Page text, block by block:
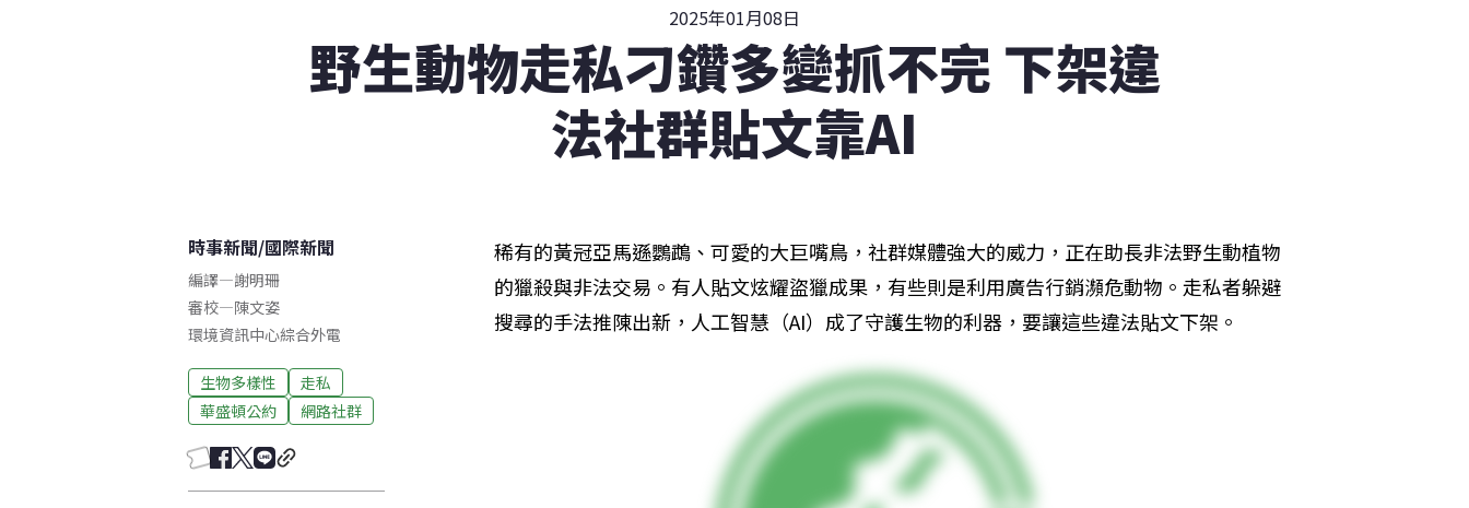
2025年01月08日
野生動物走私刁鑽多變抓不完 下架違
法社群貼文靠AI
時事新聞/國際新聞
編譯—謝明珊
審校—陳文姿
環境資訊中心綜合外電
生物多樣性
走私
華盛頓公約
網路社群
稀有的黃冠亞馬遜鸚鵡、可愛的大巨嘴鳥，社群媒體強大的威力，正在助長非法野生動植物
的獵殺與非法交易。有人貼文炫耀盜獵成果，有些則是利用廣告行銷瀕危動物。走私者躲避
搜尋的手法推陳出新，人工智慧（AI）成了守護生物的利器，要讓這些違法貼文下架。 ​